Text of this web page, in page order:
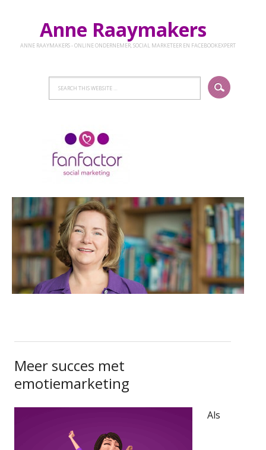
Anne Raaymakers
ANNE RAAYMAKERS - ONLINE ONDERNEMER, SOCIAL MARKETEER EN FACEBOOKEXPERT
Meer succes met
emotiemarketing
Als